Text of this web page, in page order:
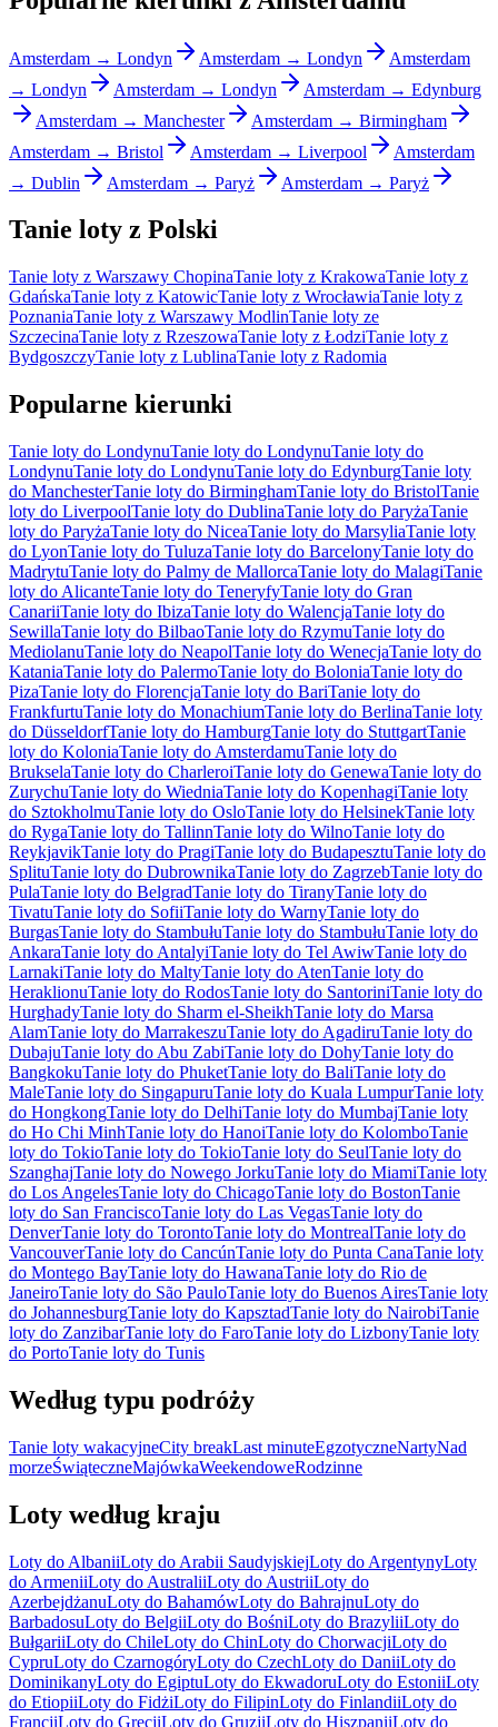
Amsterdam → Londyn Amsterdam → Londyn
Amsterdam
→ Londyn
Amsterdam → Londyn
Amsterdam → Edynburg
Amsterdam → Manchester
Amsterdam → Birmingham
Amsterdam → Bristol
Amsterdam → Liverpool
Amsterdam
→ Dublin
Amsterdam → Paryż Amsterdam → Paryż
Tanie loty z Polski
Tanie loty z Warszawy ChopinaTanie loty z KrakowaTanie loty z
GdańskaTanie loty z KatowicTanie loty z WrocławiaTanie loty z
PoznaniaTanie loty z Warszawy ModlinTanie loty ze
SzczecinaTanie loty z RzeszowaTanie loty z ŁodziTanie loty z
BydgoszczyTanie loty z LublinaTanie loty z Radomia
Popularne kierunki
Tanie loty do LondynuTanie loty do LondynuTanie loty do
LondynuTanie loty do LondynuTanie loty do EdynburgTanie loty
do ManchesterTanie loty do BirminghamTanie loty do BristolTanie
loty do LiverpoolTanie loty do DublinaTanie loty do ParyżaTanie
loty do ParyżaTanie loty do NiceaTanie loty do MarsyliaTanie loty
do LyonTanie loty do TuluzaTanie loty do BarcelonyTanie loty do
MadrytuTanie loty do Palmy de MallorcaTanie loty do MalagiTanie
loty do AlicanteTanie loty do TeneryfyTanie loty do Gran
CanariiTanie loty do IbizaTanie loty do WalencjaTanie loty do
SewillaTanie loty do BilbaoTanie loty do RzymuTanie loty do
MediolanuTanie loty do NeapolTanie loty do WenecjaTanie loty do
KataniaTanie loty do PalermoTanie loty do BoloniaTanie loty do
PizaTanie loty do FlorencjaTanie loty do BariTanie loty do
FrankfurtuTanie loty do MonachiumTanie loty do BerlinaTanie loty
do DüsseldorfTanie loty do HamburgTanie loty do StuttgartTanie
loty do KoloniaTanie loty do AmsterdamuTanie loty do
BrukselaTanie loty do CharleroiTanie loty do GenewaTanie loty do
ZurychuTanie loty do WiedniaTanie loty do KopenhagiTanie loty
do SztokholmuTanie loty do OsloTanie loty do HelsinekTanie loty
do RygaTanie loty do TallinnTanie loty do WilnoTanie loty do
ReykjavikTanie loty do PragiTanie loty do BudapesztuTanie loty do
SplituTanie loty do DubrownikaTanie loty do ZagrzebTanie loty do
PulaTanie loty do BelgradTanie loty do TiranyTanie loty do
TivatuTanie loty do SofiiTanie loty do WarnyTanie loty do
BurgasTanie loty do StambułuTanie loty do StambułuTanie loty do
AnkaraTanie loty do AntalyiTanie loty do Tel AwiwTanie loty do
LarnakiTanie loty do MaltyTanie loty do AtenTanie loty do
HeraklionuTanie loty do RodosTanie loty do SantoriniTanie loty do
HurghadyTanie loty do Sharm el-SheikhTanie loty do Marsa
AlamTanie loty do MarrakeszuTanie loty do AgadiruTanie loty do
DubajuTanie loty do Abu ZabiTanie loty do DohyTanie loty do
BangkokuTanie loty do PhuketTanie loty do BaliTanie loty do
MaleTanie loty do SingapuruTanie loty do Kuala LumpurTanie loty
do HongkongTanie loty do DelhiTanie loty do MumbajTanie loty
do Ho Chi MinhTanie loty do HanoiTanie loty do KolomboTanie
loty do TokioTanie loty do TokioTanie loty do SeulTanie loty do
SzanghajTanie loty do Nowego JorkuTanie loty do MiamiTanie loty
do Los AngelesTanie loty do ChicagoTanie loty do BostonTanie
loty do San FranciscoTanie loty do Las VegasTanie loty do
DenverTanie loty do TorontoTanie loty do MontrealTanie loty do
VancouverTanie loty do CancúnTanie loty do Punta CanaTanie loty
do Montego BayTanie loty do HawanaTanie loty do Rio de
JaneiroTanie loty do São PauloTanie loty do Buenos AiresTanie loty
do JohannesburgTanie loty do KapsztadTanie loty do NairobiTanie
loty do ZanzibarTanie loty do FaroTanie loty do LizbonyTanie loty
do PortoTanie loty do Tunis
Według typu podróży
Tanie loty wakacyjneCity breakLast minuteEgzotyczneNartyNad
morzeŚwiąteczneMajówkaWeekendoweRodzinne
Loty według kraju
Loty do AlbaniiLoty do Arabii SaudyjskiejLoty do ArgentynyLoty
do ArmeniiLoty do AustraliiLoty do AustriiLoty do
AzerbejdżanuLoty do BahamówLoty do BahrajnuLoty do
BarbadosuLoty do BelgiiLoty do BośniLoty do BrazyliiLoty do
BułgariiLoty do ChileLoty do ChinLoty do ChorwacjiLoty do
CypruLoty do CzarnogóryLoty do CzechLoty do DaniiLoty do
DominikanyLoty do EgiptuLoty do EkwadoruLoty do EstoniiLoty
do EtiopiiLoty do FidżiLoty do FilipinLoty do FinlandiiLoty do
FrancjiLoty do GrecjiLoty do GruzjiLoty do HiszpaniiLoty do